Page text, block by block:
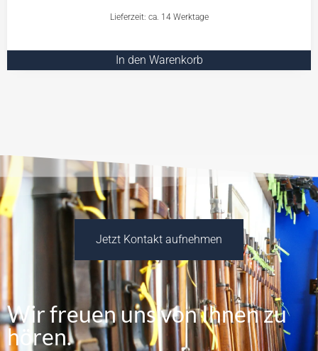
Lieferzeit: ca. 14 Werktage
In den Warenkorb
Jetzt Kontakt aufnehmen
Wir freuen uns von Ihnen zu
hören.